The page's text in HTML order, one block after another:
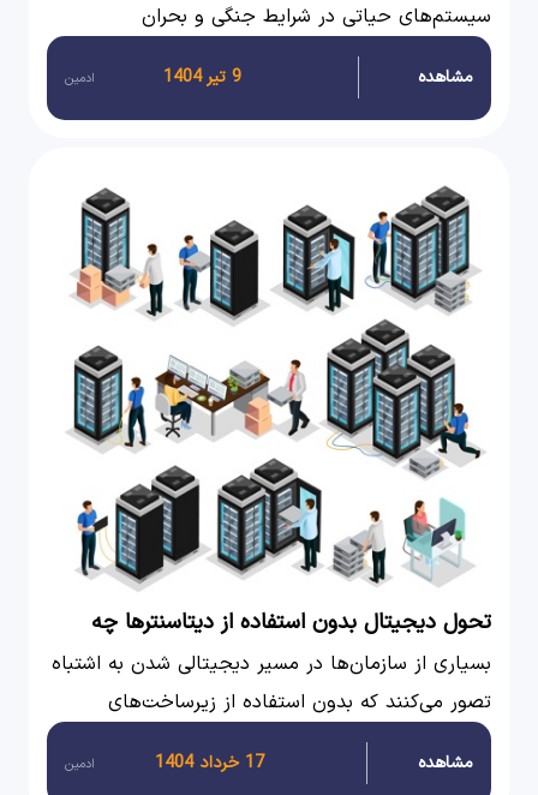
سیستم‌های حیاتی در شرایط جنگی و بحران
مشاهده 9 تیر 1404 ادمین
تحول دیجیتال بدون استفاده از دیتاسنترها چه
چالش هایی به همراه دارد؟
بسیاری از سازمان‌ها در مسیر دیجیتالی شدن به اشتباه
تصور می‌کنند که بدون استفاده از زیرساخت‌های
حرفه‌ای مانند دیتاسنترها هم می‌توانند به موفقیت
برسند. این تصور، اغلب به هزینه‌های بالاتر، کاهش
مشاهده 17 خرداد 1404 ادمین